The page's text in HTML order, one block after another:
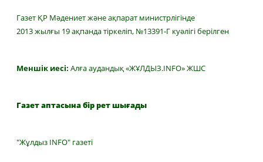
Газет ҚР Мәдениет және ақпарат министрлігінде
2013 жылғы 19 ақпанда тіркеліп, №13391-Г куәлігі берілген
Меншік иесі: Алға аудандық «ЖҰЛДЫЗ.INFO» ЖШС
Газет аптасына бір рет шығады
"Жұлдыз INFO" газеті